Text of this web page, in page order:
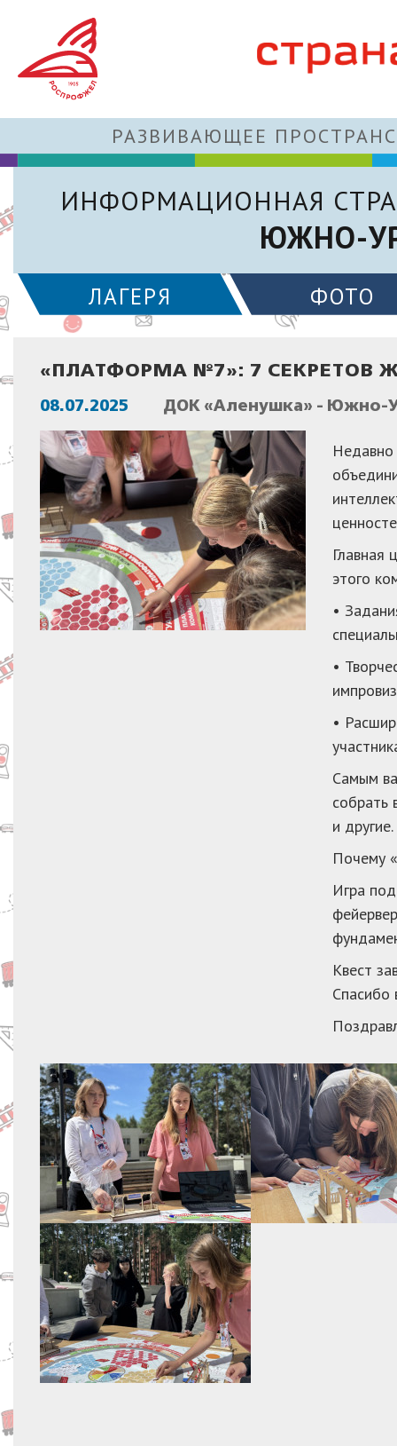
РАЗВИВАЮЩЕЕ
ИНФОРМАЦИОННАЯ
ЮЖНО-
ЛАГЕРЯ ФОТО
«ПЛАТФОРМА №7»: 7 СЕКРЕТОВ
08.07.2025 ДОК «Аленушка» - Южно-
Главная
этого
•
•
•
Самым
собрать
и
Почему
Игра
Квест